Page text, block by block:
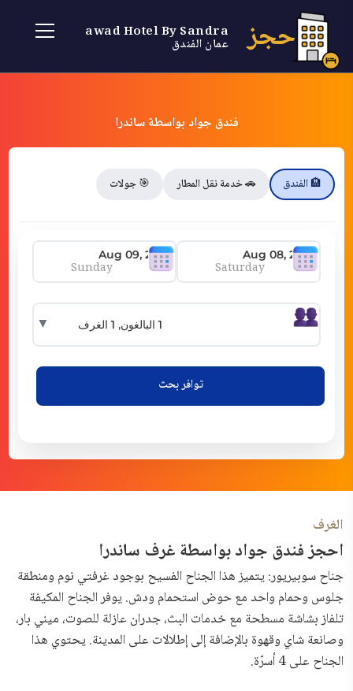
حجز Jawad Hotel By Sandra
عمان الفندق
فندق جواد بواسطة ساندرا
🏨 الفندق 🚗 خدمة نقل المطار 🎯 جولات
Saturday
Sunday
▼
توافر بحث
الغرف
احجز فندق جواد بواسطة غرف ساندرا
جناح سوبيريور: يتميز هذا الجناح الفسيح بوجود غرفتي نوم ومنطقة
جلوس وحمام واحد مع حوض استحمام ودش. يوفر الجناح المكيفة
تلفاز بشاشة مسطحة مع خدمات البث، جدران عازلة للصوت، ميني بار،
وصانعة شاي وقهوة بالإضافة إلى إطلالات على المدينة. يحتوي هذا
الجناح على 4 أسرّة.